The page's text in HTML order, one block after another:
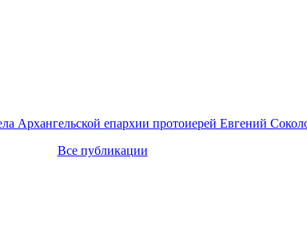
Архангельской епархии протоиерей Евгений
Все публикации